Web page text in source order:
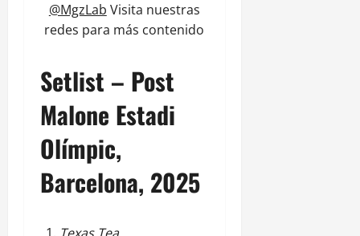
@MgzLab Visita nuestras
redes para más contenido
Setlist – Post
Malone Estadi
Olímpic,
Barcelona, 2025